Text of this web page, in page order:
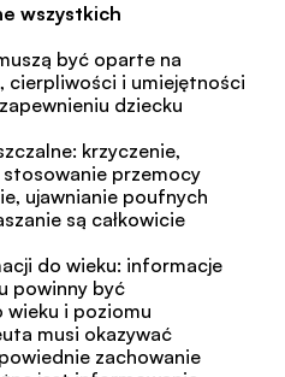
wszystkich
być oparte na
cierpliwości i umiejętności
dziecku
krzyczenie,
przemocy
ujawnianie poufnych
są całkowicie
do wieku: informacje
powinny być
i poziomu
musi okazywać
zachowanie